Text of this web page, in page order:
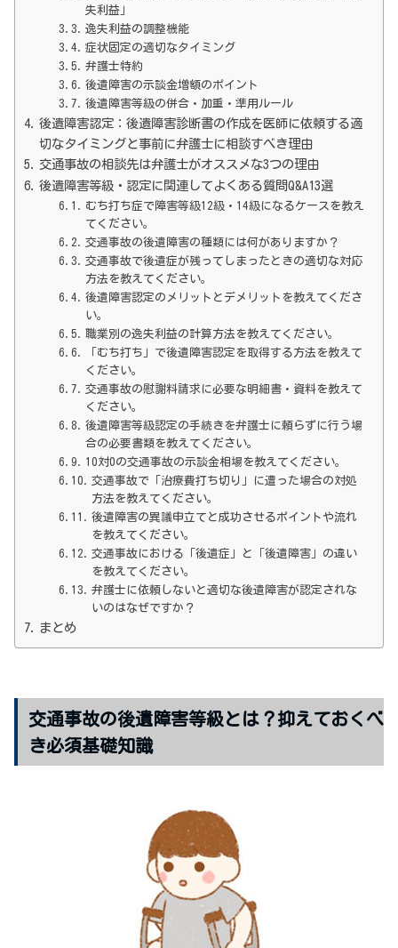
失利益」
逸失利益の調整機能
症状固定の適切なタイミング
弁護士特約
後遺障害の示談金増額のポイント
後遺障害等級の併合・加重・準用ルール
後遺障害認定：後遺障害診断書の作成を医師に依頼する適
切なタイミングと事前に弁護士に相談すべき理由
交通事故の相談先は弁護士がオススメな3つの理由
後遺障害等級・認定に関連してよくある質問Q&A13選
むち打ち症で障害等級12級・14級になるケースを教え
てください。
交通事故の後遺障害の種類には何がありますか？
交通事故で後遺症が残ってしまったときの適切な対応
方法を教えてください。
後遺障害認定のメリットとデメリットを教えてくださ
い。
職業別の逸失利益の計算方法を教えてください。
「むち打ち」で後遺障害認定を取得する方法を教えて
ください。
交通事故の慰謝料請求に必要な明細書・資料を教えて
ください。
後遺障害等級認定の手続きを弁護士に頼らずに行う場
合の必要書類を教えてください。
10対0の交通事故の示談金相場を教えてください。
交通事故で「治療費打ち切り」に遭った場合の対処
方法を教えてください。
後遺障害の異議申立てと成功させるポイントや流れ
を教えてください。
交通事故における「後遺症」と「後遺障害」の違い
を教えてください。
弁護士に依頼しないと適切な後遺障害が認定されな
いのはなぜですか？
まとめ
交通事故の後遺障害等級とは？抑えておくべ
き必須基礎知識